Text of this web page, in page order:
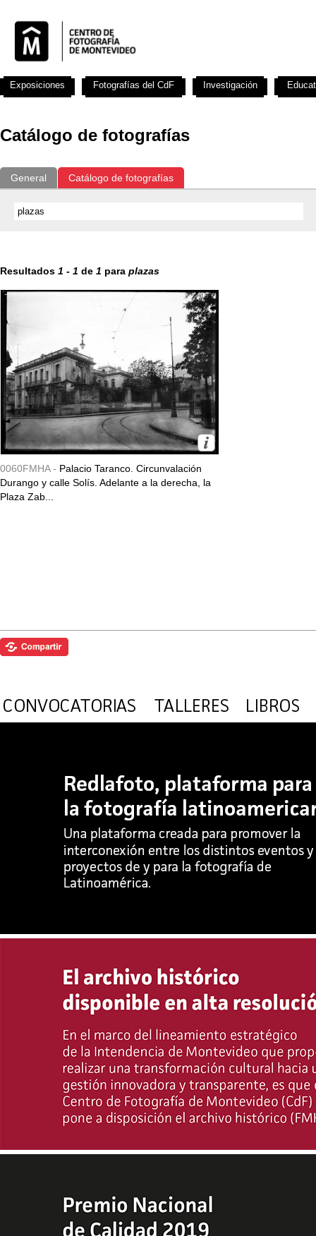
Catálogo de fotografías
General Catálogo de fotografías
Resultados 1 - 1 de 1 para plazas
0060FMHA - Palacio Taranco. Circunvalación
Durango y calle Solís. Adelante a la derecha, la
Plaza Zab...
Exposiciones Fotografías del CdF Investigación